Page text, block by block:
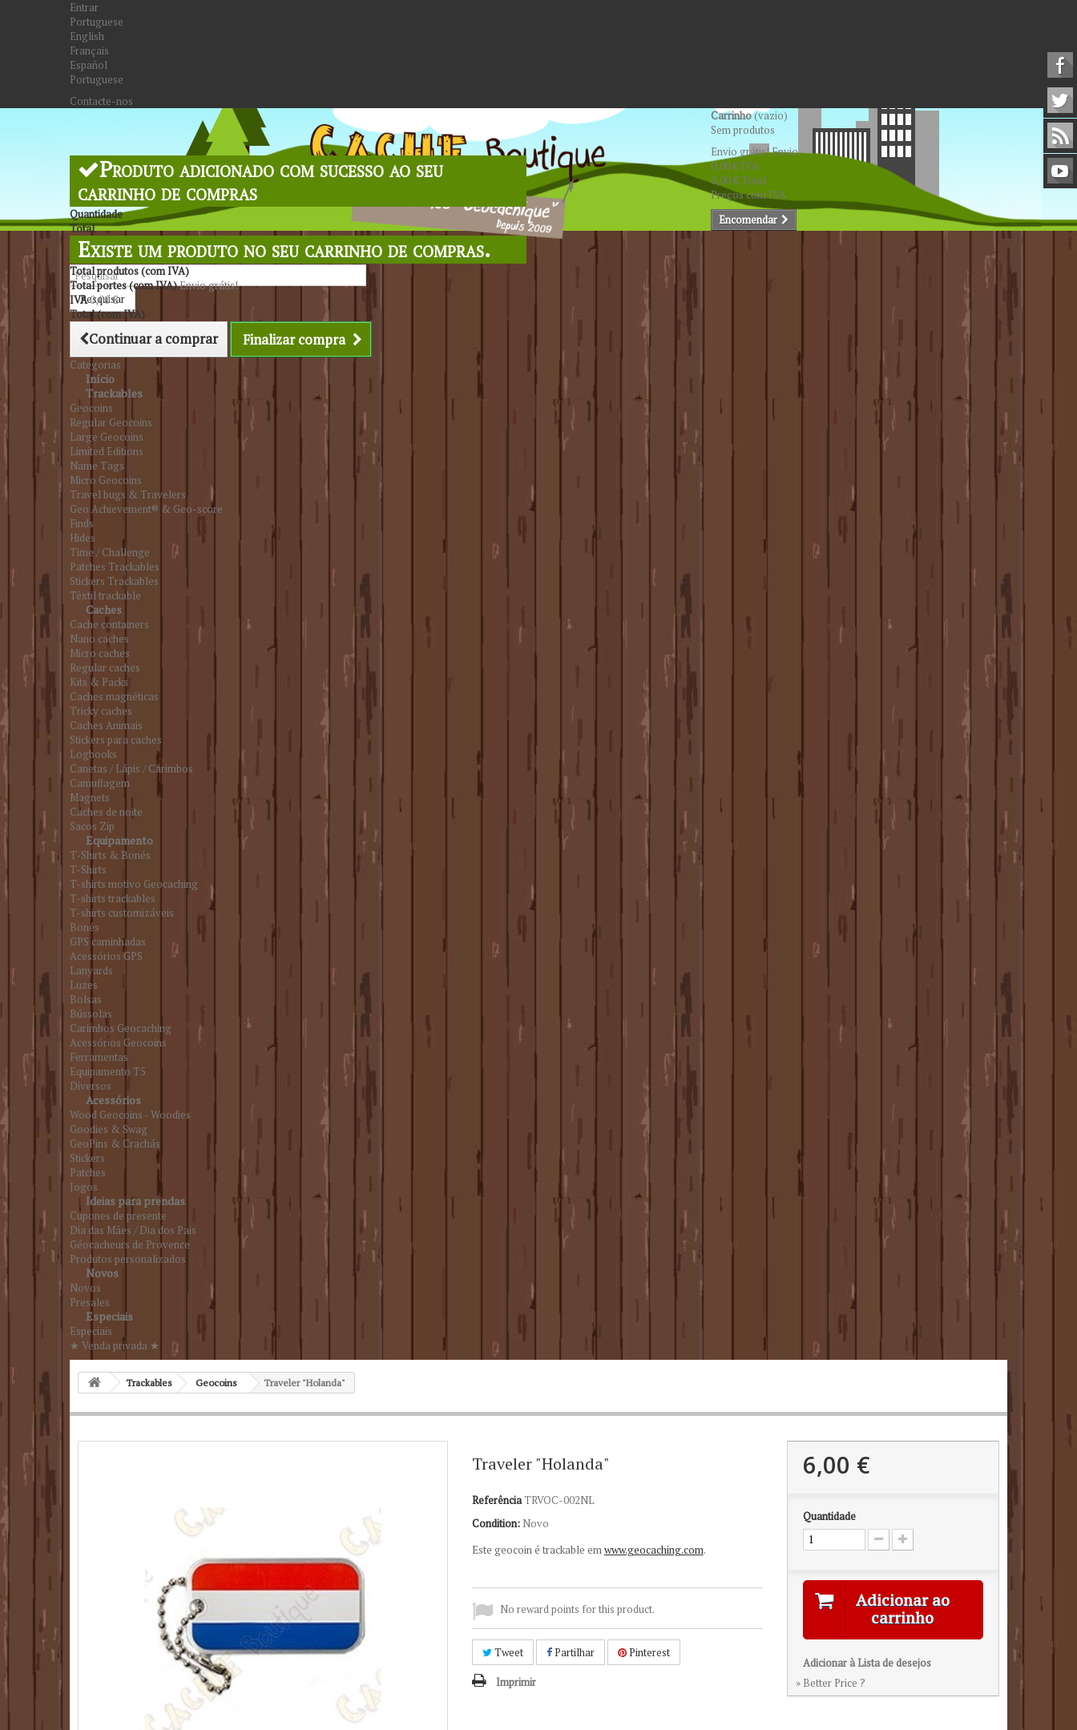
Entrar
Portuguese
English
Français
Español
Portuguese
Contacte-nos
Pesquisar
Carrinho(vazio)
Sem produtos
Envio grátis!Envio
0,00 € IVA
0,00 €Total
Preços com IVA
Encomendar
Produto adicionado com sucesso ao seu
carrinho de compras
Quantidade
Total
Existe um produto no seu carrinho de compras.
Total produtos (com IVA)
Total portes (com IVA)Envio grátis!
IVA0,00 €
Total (com IVA)
Continuar a comprar Finalizar compra
Categorias
Início
Trackables
Geocoins
Regular Geocoins
Large Geocoins
Limited Editions
Name Tags
Micro Geocoins
Travel bugs & Travelers
Geo Achievement® & Geo-score
Finds
Hides
Time / Challenge
Patches Trackables
Stickers Trackables
Têxtil trackable
Caches
Cache containers
Nano caches
Micro caches
Regular caches
Kits & Packs
Caches magnéticas
Tricky caches
Caches Animais
Stickers para caches
Logbooks
Canetas / Lápis / Carimbos
Camuflagem
Magnets
Caches de noite
Sacos Zip
Equipamento
T-Shirts & Bonés
T-Shirts
T-shirts motivo Geocaching
T-shirts trackables
T-shirts customizáveis
Bonés
GPS caminhadas
Acessórios GPS
Lanyards
Luzes
Bolsas
Bússolas
Carimbos Geocaching
Acessórios Geocoins
Ferramentas
Equipamento T5
Diversos
Acessórios
Wood Geocoins - Woodies
Goodies & Swag
GeoPins & Crachás
Stickers
Patches
Jogos
Ideias para prendas
Cupones de presente
Dia das Mães / Dia dos Pais
Géocacheurs de Provence
Produtos personalizados
Novos
Novos
Presales
Especiais
Especiais
★ Venda privada ★
Trackables Geocoins Traveler "Holanda"
Traveler "Holanda"
ReferênciaTRVOC-002NL
Condition: Novo
Este geocoin é trackable emwww.geocaching.com.
No reward points for this product.
Tweet Partilhar Pinterest
Imprimir
6,00 €
Quantidade
Adicionar ao
carrinho
Adicionar à Lista de desejos
» Better Price ?